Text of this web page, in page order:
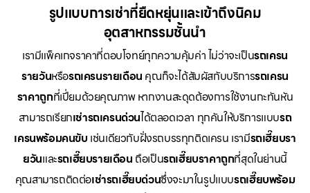
รูปแบบการเช่าที่ยืดหยุ่นและเข้าถึงนิคม
อุตสาหกรรมชั้นนำ
เรามีแพ็คเกจราคาที่ตอบโจทย์ทุกความคุ้มค่า ไม่ว่าจะเป็นรถเครน
รายวันหรือรถเครนรายเดือน คุณก็จะได้สัมผัสกับบริการรถเครน
ราคาถูกที่เปี่ยมด้วยคุณภาพ หากงานสะดุดต้องการใช้งานกะทันหัน
สามารถเรียกเช่ารถเครนด่วนได้ตลอดเวลา ทุกคันให้บริการแบบรถ
เครนพร้อมคนขับ เช่นเดียวกับฝั่งรถบรรทุกติดเครน เรามีรถเฮี๊ยบรา
ยวันและรถเฮี๊ยบรายเดือน ถือเป็นรถเฮี๊ยบราคาถูกที่สุดในย่านนี้
คุณสามารถติดต่อเช่ารถเฮี๊ยบด่วนซึ่งจะมาในรูปแบบรถเฮี๊ยบพร้อม